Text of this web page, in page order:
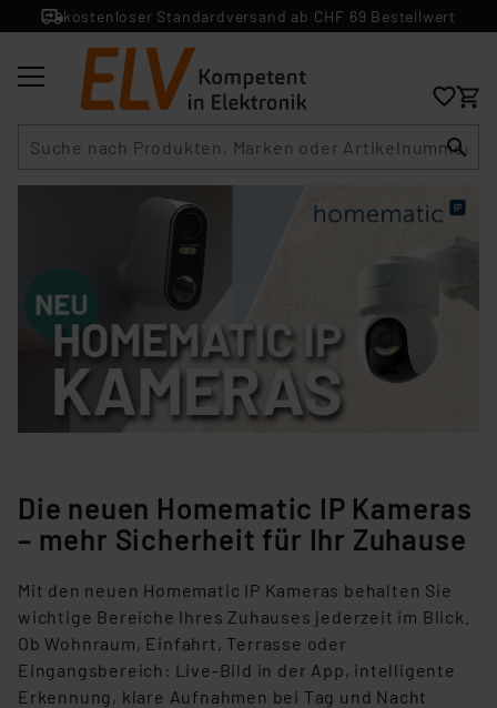
kostenloser Standardversand ab CHF 69 Bestellwert
Die neuen Homematic IP Kameras
– mehr Sicherheit für Ihr Zuhause
Mit den neuen Homematic IP Kameras behalten Sie
wichtige Bereiche Ihres Zuhauses jederzeit im Blick.
Ob Wohnraum, Einfahrt, Terrasse oder
Eingangsbereich: Live-Bild in der App, intelligente
Erkennung, klare Aufnahmen bei Tag und Nacht